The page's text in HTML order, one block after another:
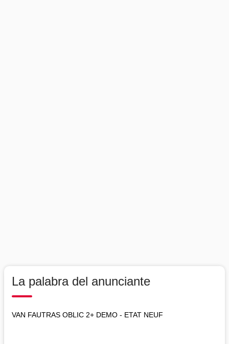
La palabra del anunciante
VAN FAUTRAS OBLIC 2+ DEMO - ETAT NEUF